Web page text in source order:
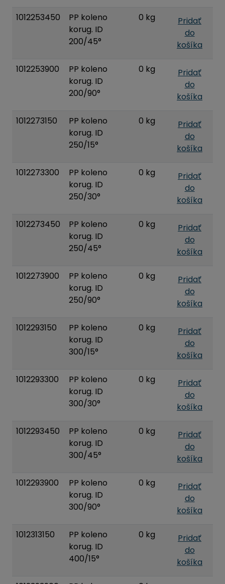
1012253450
PP koleno
korug. ID
200/45°
0 kg
Pridať
do
košíka
1012253900
PP koleno
korug. ID
200/90°
0 kg
Pridať
do
košíka
1012273150
PP koleno
korug. ID
250/15°
0 kg
Pridať
do
košíka
1012273300
PP koleno
korug. ID
250/30°
0 kg
Pridať
do
košíka
1012273450
PP koleno
korug. ID
250/45°
0 kg
Pridať
do
košíka
1012273900
PP koleno
korug. ID
250/90°
0 kg
Pridať
do
košíka
1012293150
PP koleno
korug. ID
300/15°
0 kg
Pridať
do
košíka
1012293300
PP koleno
korug. ID
300/30°
0 kg
Pridať
do
košíka
1012293450
PP koleno
korug. ID
300/45°
0 kg
Pridať
do
košíka
1012293900
PP koleno
korug. ID
300/90°
0 kg
Pridať
do
košíka
1012313150
PP koleno
korug. ID
400/15°
0 kg
Pridať
do
košíka